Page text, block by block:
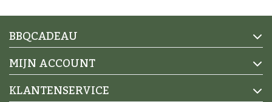
BBQCADEAU
MIJN ACCOUNT
KLANTENSERVICE